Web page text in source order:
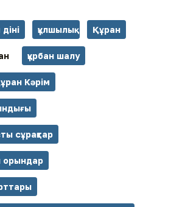
құлшылық Құран
құрбан шалу
Кәрім
сұрақтар
орындар